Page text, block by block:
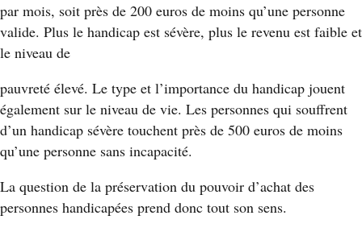
par mois, soit près de 200 euros de moins qu’une personne
valide. Plus le handicap est sévère, plus le revenu est faible et
le niveau de
pauvreté élevé. Le type et l’importance du handicap jouent
également sur le niveau de vie. Les personnes qui souffrent
d’un handicap sévère touchent près de 500 euros de moins
qu’une personne sans incapacité.
La question de la préservation du pouvoir d’achat des
personnes handicapées prend donc tout son sens.